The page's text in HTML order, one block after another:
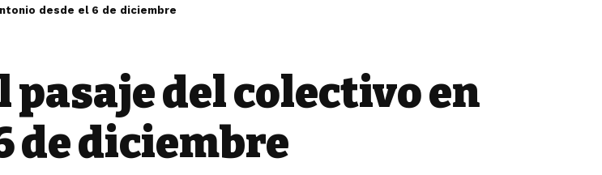
desde el 6 de diciembre
pasaje del colectivo en
de diciembre